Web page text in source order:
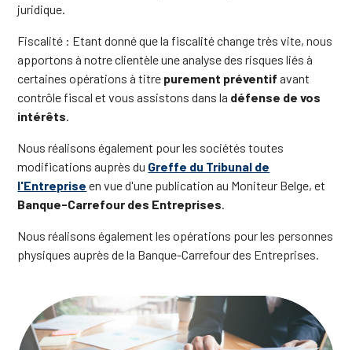
juridique.
Fiscalité : Etant donné que la fiscalité change très vite, nous
apportons à notre clientèle une analyse des risques liés à
certaines opérations à titre purement préventif avant
contrôle fiscal et vous assistons dans la défense de vos
intérêts
Nous réalisons également pour les sociétés toutes
modifications auprès du Greffe du Tribunal de
l'Entreprise en vue d'une publication au Moniteur Belge, et
Banque-Carrefour des Entreprises
Nous réalisons également les opérations pour les personnes
physiques auprès de la Banque-Carrefour des Entreprises.